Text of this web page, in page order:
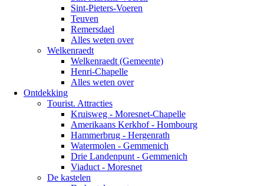
Sint-Pieters-Voeren
Teuven
Remersdael
Alles weten over
Welkenraedt
Welkenraedt (Gemeente)
Henri-Chapelle
Alles weten over
Ontdekking
Tourist. Attracties
Kruisweg - Moresnet-Chapelle
Amerikaans Kerkhof - Hombourg
Hammerbrug - Hergenrath
Watermolen - Gemmenich
Drie Landenpunt - Gemmenich
Viaduct - Moresnet
De kastelen